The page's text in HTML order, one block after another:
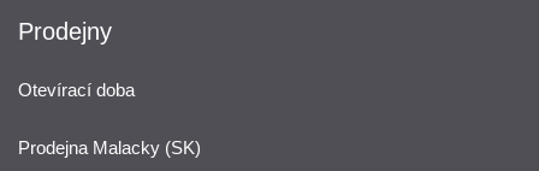
Prodejny
Otevírací doba
Prodejna Malacky (SK)